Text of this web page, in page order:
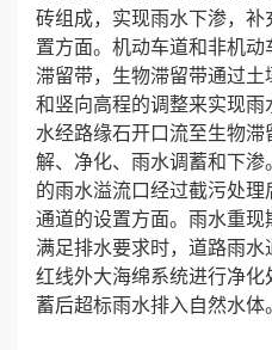
砖组成，实现雨水下渗，
置方面。机动车道和非机
滞留带，生物滞留带通过
和竖向高程的调整来实现
水经路缘石开口流至生物
解、净化、雨水调蓄和下
的雨水溢流口经过截污处
通道的设置方面。雨水重
满足排水要求时，道路雨
红线外大海绵系统进行净化
蓄后超标雨水排入自然水体